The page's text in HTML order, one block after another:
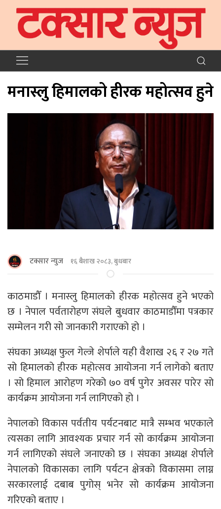
मनास्लु हिमालको हीरक महोत्सव हुने
टक्सार न्युज १६ बैशाख २०८३, बुधबार
काठमाडाैँ । मनास्लु हिमालको हीरक महोत्सव हुने भएको
छ । नेपाल पर्वतारोहण संघले बुधवार काठमाडौँमा पत्रकार
सम्मेलन गरी सो जानकारी गराएको हो ।
संघका अध्यक्ष फुल गेल्जे शेर्पाले यही वैशाख २६ र २७ गते
सो हिमालको हीरक महोत्सव आयोजना गर्न लागेकाे बताए
। सो हिमाल आरोहण गरेको ७० वर्ष पुगेर अवसर पारेर सो
कार्यक्रम आयोजना गर्न लागिएको हो ।
नेपालको विकास पर्वतीय पर्यटनबाट मात्रै सम्भव भएकाले
त्यसका लागि आवश्यक प्रचार गर्न सो कार्यक्रम आयोजना
गर्न लागिएको संघले जनाएको छ । संघका अध्यक्ष शेर्पाले
नेपालको विकासका लागि पर्यटन क्षेत्रको विकासमा लाग्न
सरकारलाई दबाब पुगोस् भनेर सो कार्यक्रम आयोजना
गरिएको बताए ।